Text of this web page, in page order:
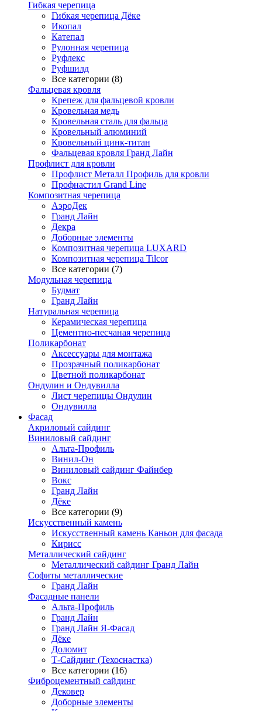
Гибкая черепица
Гибкая черепица Дёке
Икопал
Катепал
Рулонная черепица
Руфлекс
Руфшилд
Все категории (8)
Фальцевая кровля
Крепеж для фальцевой кровли
Кровельная медь
Кровельная сталь для фальца
Кровельный алюминий
Кровельный цинк-титан
Фальцевая кровля Гранд Лайн
Профлист для кровли
Профлист Металл Профиль для кровли
Профнастил Grand Line
Композитная черепица
АэроДек
Гранд Лайн
Декра
Доборные элементы
Композитная черепица LUXARD
Композитная черепица Tilcor
Все категории (7)
Модульная черепица
Будмат
Гранд Лайн
Натуральная черепица
Керамическая черепица
Цементно-песчаная черепица
Поликарбонат
Аксессуары для монтажа
Прозрачный поликарбонат
Цветной поликарбонат
Ондулин и Ондувилла
Лист черепицы Ондулин
Ондувилла
Фасад
Акриловый сайдинг
Виниловый сайдинг
Альта-Профиль
Винил-Он
Виниловый сайдинг Файнбер
Вокс
Гранд Лайн
Дёке
Все категории (9)
Искусственный камень
Искусственный камень Каньон для фасада
Кирисс
Металлический сайдинг
Металлический сайдинг Гранд Лайн
Софиты металлические
Гранд Лайн
Фасадные панели
Альта-Профиль
Гранд Лайн
Гранд Лайн Я-Фасад
Дёке
Доломит
Т-Сайдинг (Техоснастка)
Все категории (16)
Фиброцементный сайдинг
Дековер
Доборные элементы